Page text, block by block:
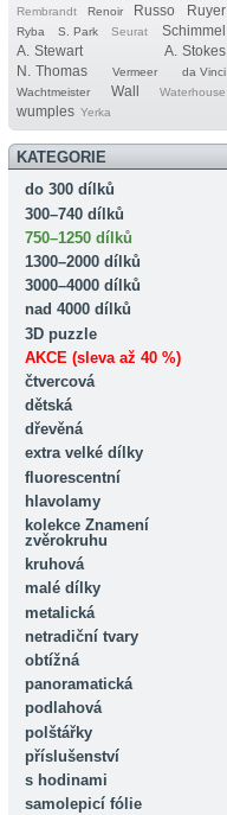
Rembrandt
Renoir Russo Ruyer
Ryba S. Park Seurat
Schimmel
A. Stewart
A. Stokes
N. Thomas
Vermeer
da Vinci
Wachtmeister
Wall Waterhouse
wumples Yerka
KATEGORIE
do 300 dílků
300–740 dílků
750–1250 dílků
1300–2000 dílků
3000–4000 dílků
nad 4000 dílků
3D puzzle
AKCE (sleva až 40 %)
čtvercová
dětská
dřevěná
extra velké dílky
fluorescentní
hlavolamy
kolekce Znamení
zvěrokruhu
kruhová
malé dílky
metalická
netradiční tvary
obtížná
panoramatická
podlahová
polštářky
příslušenství
s hodinami
samolepicí fólie